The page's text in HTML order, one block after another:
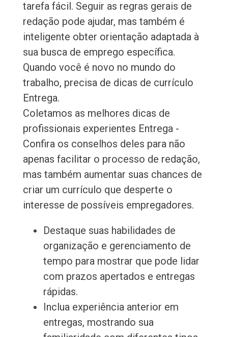
tarefa fácil. Seguir as regras gerais de
redação pode ajudar, mas também é
inteligente obter orientação adaptada à
sua busca de emprego específica.
Quando você é novo no mundo do
trabalho, precisa de dicas de currículo
Entrega.
Coletamos as melhores dicas de
profissionais experientes Entrega -
Confira os conselhos deles para não
apenas facilitar o processo de redação,
mas também aumentar suas chances de
criar um currículo que desperte o
interesse de possíveis empregadores.
Destaque suas habilidades de
organização e gerenciamento de
tempo para mostrar que pode lidar
com prazos apertados e entregas
rápidas.
Inclua experiência anterior em
entregas, mostrando sua